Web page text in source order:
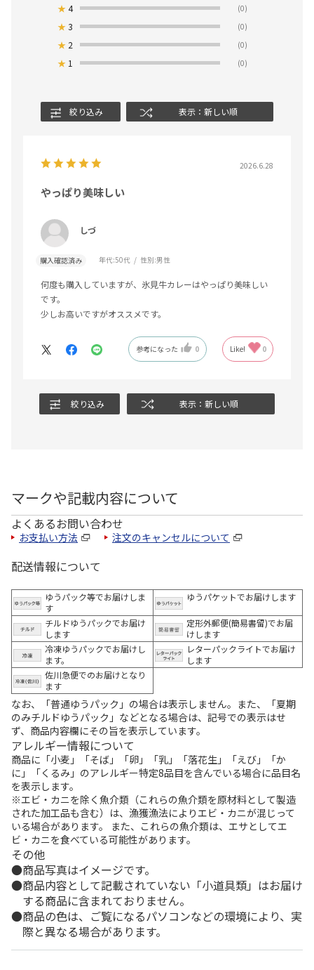
★4 (0)
★3 (0)
★ 2 (0)
★ 1 (0)
絞り込み 表示：新しい順
2026.6.28
やっぱり美味しい
しづ
購入確認済み 年代:50代 性別:男性
何度も購入していますが、氷見牛カレーはやっぱり美味しい
です。
少しお高いですがオススメです。
参考になった 0 Like! 0
絞り込み 表示：新しい順
マークや記載内容について
よくあるお問い合わせ
お支払い方法 注文のキャンセルについて
配送情報について
ゆうパック等でお届けしま
す
ゆうパケットでお届けします
チルドゆうパックでお届け
します
定形外郵便(簡易書留)でお届
けします
冷凍ゆうパックでお届けし
ます。
レターパックライトでお届け
します
佐川急便でのお届けとなり
ます
なお、「普通ゆうパック」の場合は表示しません。また、「夏期
のみチルドゆうパック」などとなる場合は、記号での表示はせ
ず、商品内容欄にその旨を表示しています。
アレルギー情報について
商品に「小麦」「そば」「卵」「乳」「落花生」「えび」「か
に」「くるみ」のアレルギー特定8品目を含んでいる場合に品目名
を表示します。
※エビ・カニを除く魚介類（これらの魚介類を原材料として製造
された加工品も含む）は、漁獲漁法によりエビ・カニが混じって
いる場合があります。 また、これらの魚介類は、エサとしてエ
ビ・カニを食べている可能性があります。
その他
商品写真はイメージです。
商品内容として記載されていない「小道具類」はお届け
する商品に含まれておりません。
商品の色は、ご覧になるパソコンなどの環境により、実
際と異なる場合があります。